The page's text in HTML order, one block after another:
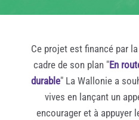
Ce projet est financé par
cadre de son plan "En
durable" La Wallonie a
vives en lançant un
encourager et à appuyer